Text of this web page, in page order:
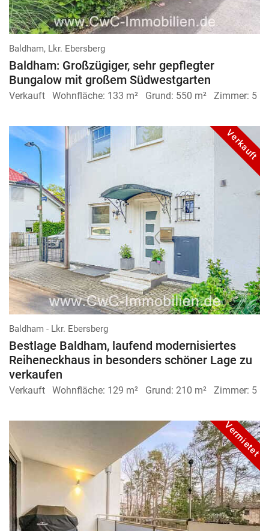
Baldham, Lkr. Ebersberg
Baldham: Großzügiger, sehr gepflegter
Bungalow mit großem Südwestgarten
Verkauft Wohnfläche: 133 m² Grund: 550 m² Zimmer: 5
Verkauft
Baldham - Lkr. Ebersberg
Bestlage Baldham, laufend modernisiertes
Reiheneckhaus in besonders schöner Lage zu
verkaufen
Verkauft Wohnfläche: 129 m² Grund: 210 m² Zimmer: 5
Vermietet